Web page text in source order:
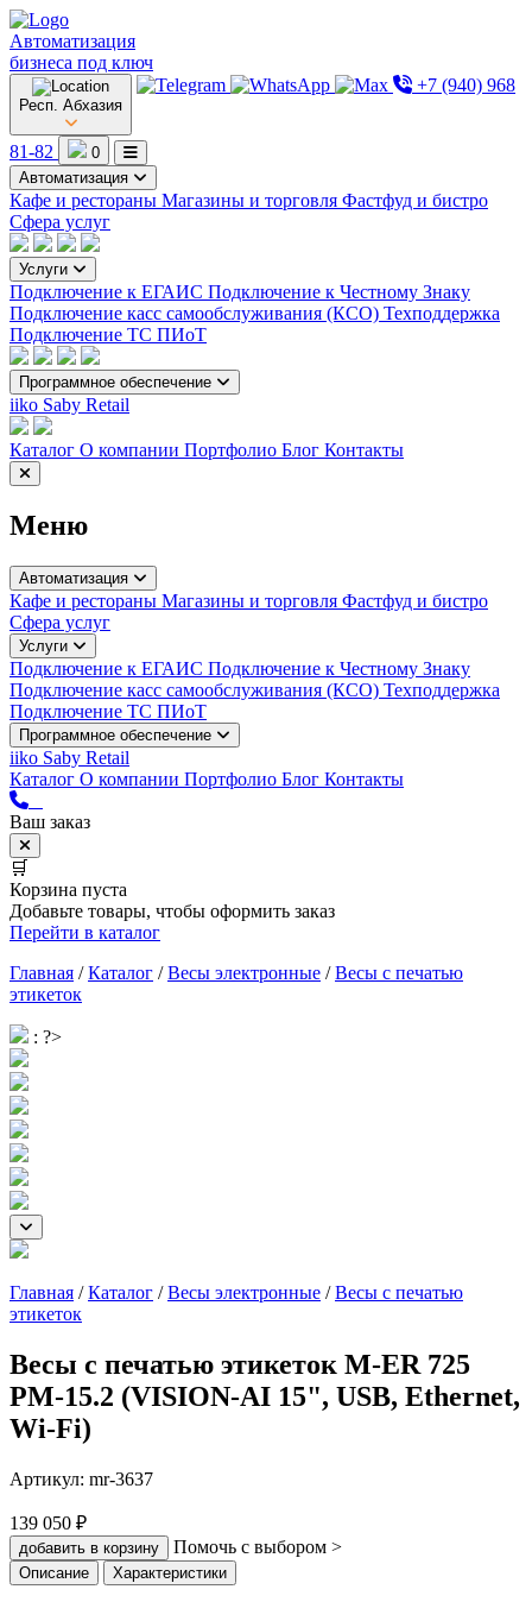
Автоматизация
бизнеса под ключ
Респ. Абхазия
+7 (940) 968
81-82
0
Автоматизация
Кафе и рестораны Магазины и торговля Фастфуд и бистро
Сфера услуг
Услуги
Подключение к ЕГАИС Подключение к Честному Знаку
Подключение касс самообслуживания (КСО) Техподдержка
Подключение ТС ПИоТ
Программное обеспечение
iiko Saby Retail
Каталог О компании Портфолио Блог Контакты
Меню
Автоматизация
Кафе и рестораны Магазины и торговля Фастфуд и бистро
Сфера услуг
Услуги
Подключение к ЕГАИС Подключение к Честному Знаку
Подключение касс самообслуживания (КСО) Техподдержка
Подключение ТС ПИоТ
Программное обеспечение
iiko Saby Retail
Каталог О компании Портфолио Блог Контакты
Ваш заказ
🛒
Корзина пуста
Добавьте товары, чтобы оформить заказ
Перейти в каталог
Главная /Каталог /Весы электронные /Весы с печатью
этикеток
: ?>
Главная /Каталог /Весы электронные /Весы с печатью
этикеток
Весы с печатью этикеток M-ER 725
PM-15.2 (VISION-AI 15", USB, Ethernet,
Wi-Fi)
Артикул: mr-3637
139 050 ₽
добавить в корзину Помочь с выбором >
Описание Характеристики